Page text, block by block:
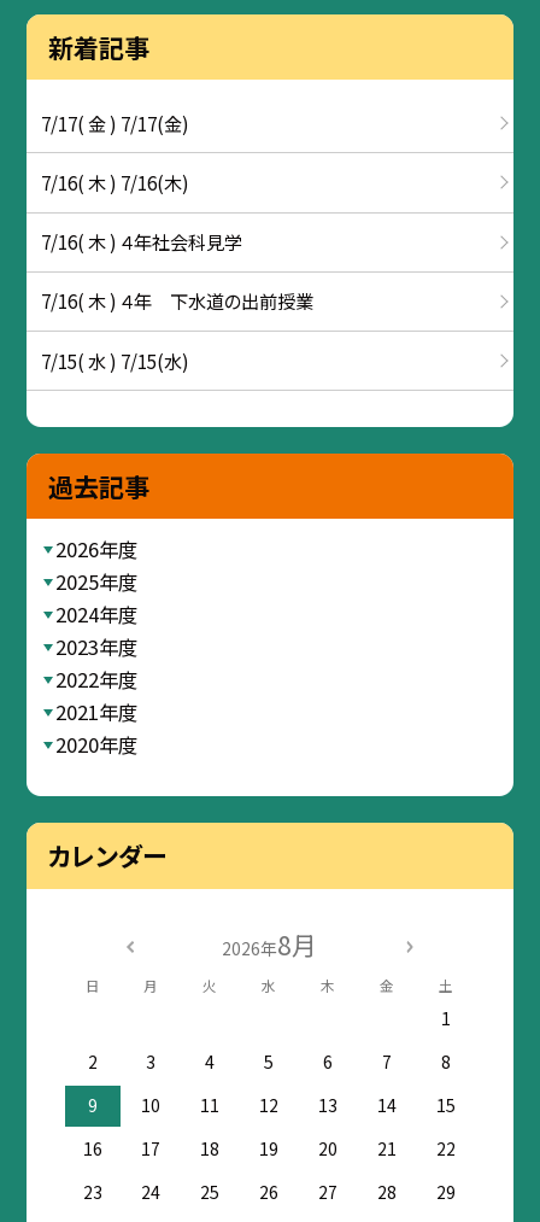
新着記事
7/17( 金 ) 7/17(金)
7/16( 木 ) 7/16(木)
7/16( 木 ) ４年社会科見学
7/16( 木 ) ４年 下水道の出前授業
7/15( 水 ) 7/15(水)
過去記事
2026年度
2025年度
2024年度
2023年度
2022年度
2021年度
2020年度
カレンダー
2026年8月
日 月 火 水 木 金 土
1
2
3 4 5 6 7
8
9
10 11 12 13 14
15
16
17 18 19 20 21
22
23
24 25 26 27 28
29